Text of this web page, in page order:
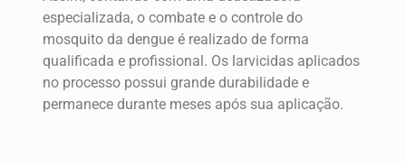
especializada, o combate e o controle do
mosquito da dengue é realizado de forma
qualificada e profissional. Os larvicidas aplicados
no processo possui grande durabilidade e
permanece durante meses após sua aplicação.